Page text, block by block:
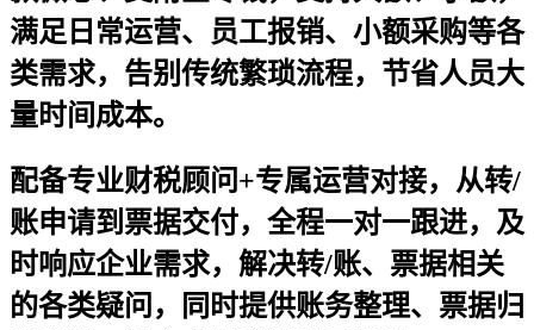
满足日常运营、员工报销、小额采购等各
类需求，告别传统繁琐流程，节省人员大
量时间成本。
配备专业财税顾问+专属运营对接，从转/
账申请到票据交付，全程一对一跟进，及
时响应企业需求，解决转/账、票据相关
的各类疑问，同时提供账务整理、票据归